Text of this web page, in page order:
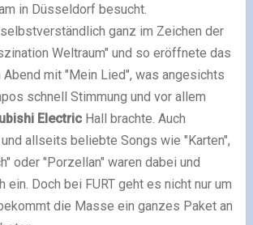
in Düsseldorf besucht.
ganz im Zeichen der
Weltraum" und so eröffnete das
Abend mit "Mein Lied", was angesichts
schnell Stimmung und vor allem
ElectricHall brachte. Auch
allseits beliebte Songs wie "Karten",
oder "Porzellan" waren dabei und
ein. Doch bei FURT geht es nicht nur um
die Masse ein ganzes Paket an